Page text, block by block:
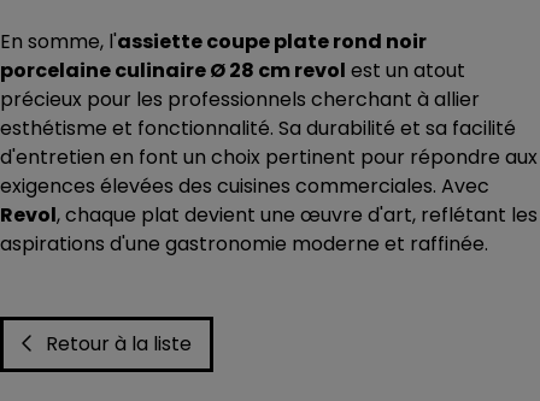
En somme, l'assiette coupe plate rond noir
porcelaine culinaire Ø 28 cm revol est un atout
précieux pour les professionnels cherchant à allier
esthétisme et fonctionnalité. Sa durabilité et sa facilité
d'entretien en font un choix pertinent pour répondre aux
exigences élevées des cuisines commerciales. Avec
Revol, chaque plat devient une œuvre d'art, reflétant les
aspirations d'une gastronomie moderne et raffinée.
Retour à la liste